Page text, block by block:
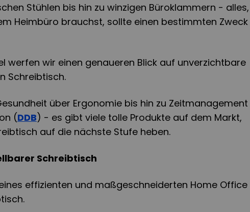
Stühlen bis hin zu winzigen Büroklammern - alles,
Heimbüro brauchst, sollte einen bestimmten Zweck
werfen wir einen genaueren Blick auf unverzichtbare
Schreibtisch.
über Ergonomie bis hin zu Zeitmanagement
(DDB) - es gibt viele tolle Produkte auf dem Markt,
auf die nächste Stufe heben.
Schreibtisch
effizienten und maßgeschneiderten Home Office